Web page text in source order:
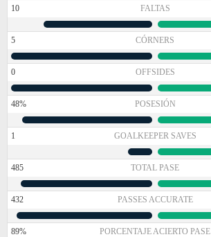
10 FALTAS
5 CÓRNERS
0 OFFSIDES
48% POSESIÓN
1 GOALKEEPER SAVES
485 TOTAL PASE
432 PASSES ACCURATE
89% PORCENTAJE ACIERTO PASE